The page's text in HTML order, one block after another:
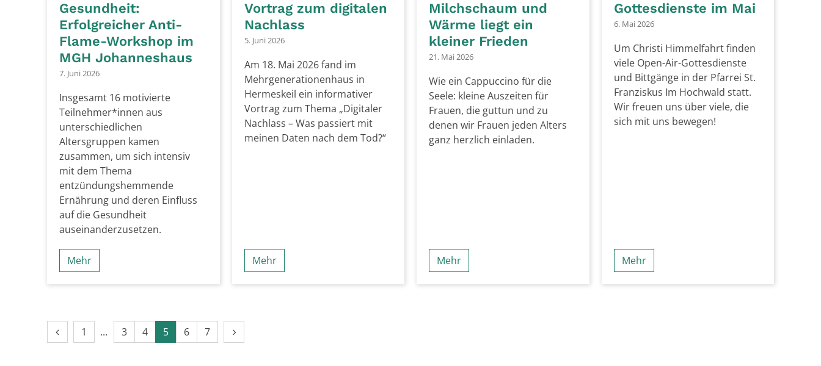
Gesundheit:
Erfolgreicher Anti-
Flame-Workshop im
MGH Johanneshaus
7. Juni 2026
Insgesamt 16 motivierte
Teilnehmer*innen aus
unterschiedlichen
Altersgruppen kamen
zusammen, um sich intensiv
mit dem Thema
entzündungshemmende
Ernährung und deren Einfluss
auf die Gesundheit
auseinanderzusetzen.
Mehr
Vortrag zum digitalen
Nachlass
5. Juni 2026
Am 18. Mai 2026 fand im
Mehrgenerationenhaus in
Hermeskeil ein informativer
Vortrag zum Thema „Digitaler
Nachlass – Was passiert mit
meinen Daten nach dem Tod?“
Mehr
Milchschaum und
Wärme liegt ein
kleiner Frieden
21. Mai 2026
Wie ein Cappuccino für die
Seele: kleine Auszeiten für
Frauen, die guttun und zu
denen wir Frauen jeden Alters
ganz herzlich einladen.
Mehr
Gottesdienste im Mai
6. Mai 2026
Um Christi Himmelfahrt finden
viele Open-Air-Gottesdienste
und Bittgänge in der Pfarrei St.
Franziskus Im Hochwald statt.
Wir freuen uns über viele, die
sich mit uns bewegen!
Mehr
Vorherige Seite
Erste Seite
1 3 4 5 6 7 Nächste Seite